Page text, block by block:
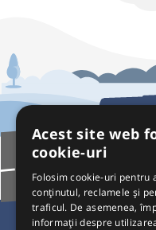
Acest site web
cookie-uri
Folosim cookie-uri pentru
conținutul, reclamele și
traficul. De asemenea,
informații despre